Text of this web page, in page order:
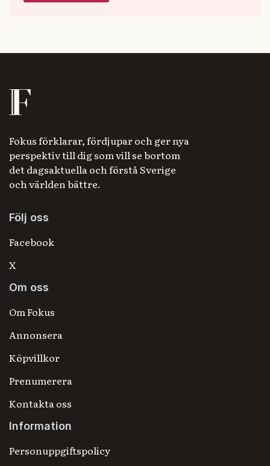
Fokus förklarar, fördjupar och ger nya
perspektiv till dig som vill se bortom
det dagsaktuella och förstå Sverige
och världen bättre.
Följ oss
Facebook
X
Om oss
Om Fokus
Annonsera
Köpvillkor
Prenumerera
Kontakta oss
Information
Personuppgiftspolicy